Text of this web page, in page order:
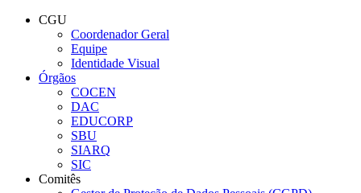
Conteúdo principal
CGU
Coordenador Geral
Equipe
Identidade Visual
Órgãos
COCEN
DAC
EDUCORP
SBU
SIARQ
SIC
Comitês